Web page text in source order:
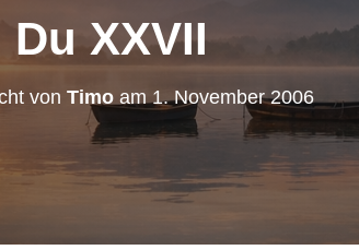
Du XXVII
von Timoam1. November 2006